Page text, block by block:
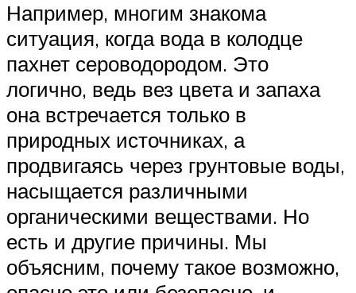
Например, многим знакома
ситуация, когда вода в колодце
пахнет сероводородом. Это
логично, ведь вез цвета и запаха
она встречается только в
природных источниках, а
продвигаясь через грунтовые воды,
насыщается различными
органическими веществами. Но
есть и другие причины. Мы
объясним, почему такое возможно,